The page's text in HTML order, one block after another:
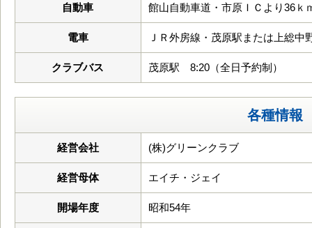
自動車 館山自動車道・市原ＩＣより36ｋ
電車 ＪＲ外房線・茂原駅または上総中
クラブバス 茂原駅 8:20（全日予約制）
各種情報
経営会社 (株)グリーンクラブ
経営母体 エイチ・ジェイ
開場年度 昭和54年